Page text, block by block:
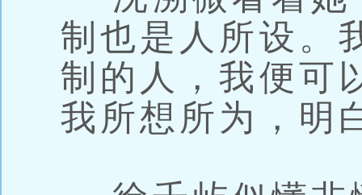
制也是人所设。
制的人，我便可
我所想所为，明